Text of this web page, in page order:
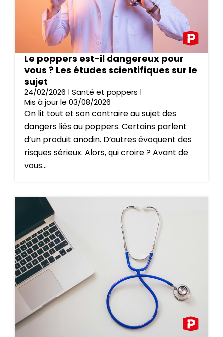
Le poppers est-il dangereux pour
vous ? Les études scientifiques sur le
sujet
24/02/2026
Santé et poppers
Mis à jour le 03/08/2026
On lit tout et son contraire au sujet des
dangers liés au poppers. Certains parlent
d’un produit anodin. D’autres évoquent des
risques sérieux. Alors, qui croire ? Avant de
vous...